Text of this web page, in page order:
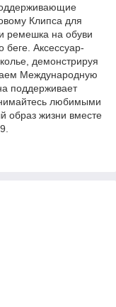
Клипса для
ремешка на обуви
Аксессуар-
демонстрируя
Международную
поддерживает
любимыми
образ жизни вместе